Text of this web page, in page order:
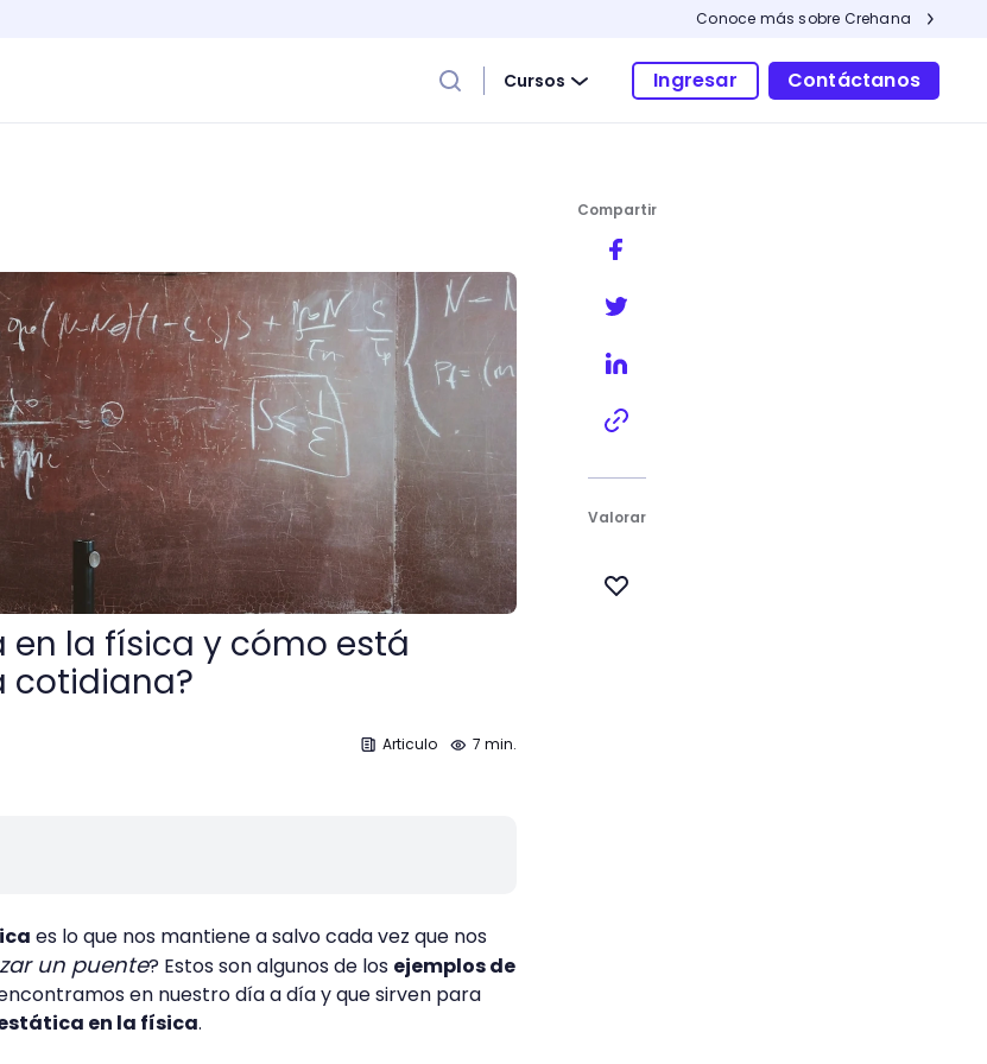
Conoce más sobre Crehana
Cursos Ingresar Contáctanos
está presente en la vida cotidiana?
en la física y cómo está
cotidiana?
Articulo 7 min.
es lo que nos mantiene a salvo cada vez que nos
un puente? Estos son algunos de los ejemplos de
en nuestro día a día y que sirven para
en la física.
Compartir
Valorar